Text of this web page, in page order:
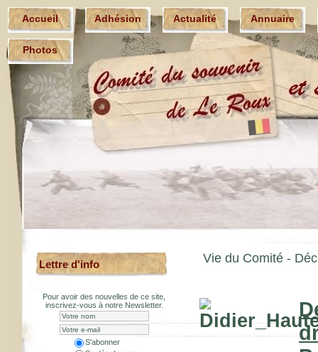
Accueil Adhésion Actualité Annuaire
Photos
Lettre d'info
Pour avoir des nouvelles de ce site,
inscrivez-vous à notre Newsletter.
S'abonner
Vie du Comité -